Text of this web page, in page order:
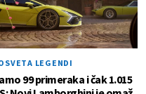
LEGENDI
99 primeraka i čak 1.015